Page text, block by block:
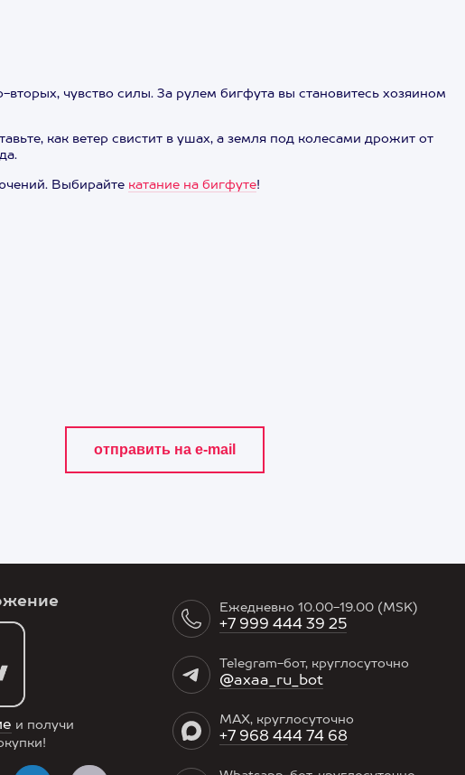
чувство силы. За рулем бигфута вы становитесь хозяином
как ветер свистит в ушах, а земля под колесами дрожит от
Выбирайте катание на бигфуте!
и получи
Ежедневно 10.00-19.00 (MSK)
+7 999 444 39 25
Telegram-бот, круглосуточно
@axaa_ru_bot
MAX, круглосуточно
+7 968 444 74 68